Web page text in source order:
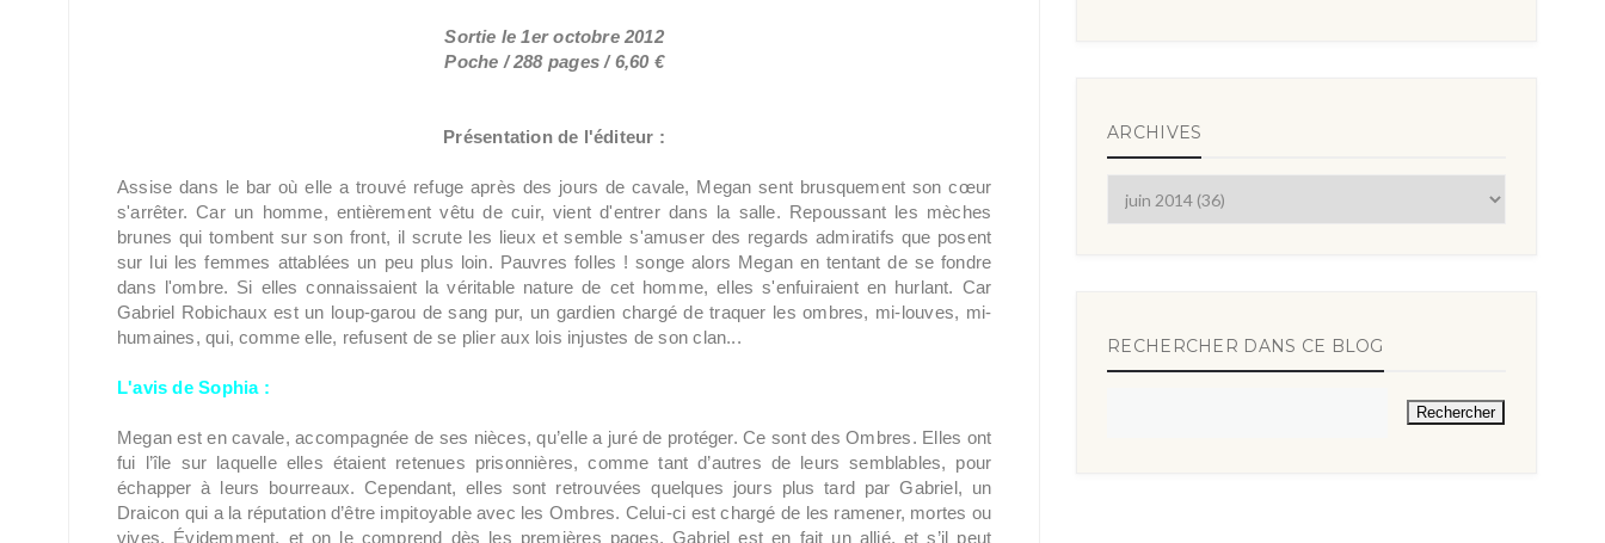
Sortie le 1er octobre 2012
Poche / 288 pages / 6,60 €
Présentation de l'éditeur :
Assise dans le bar où elle a trouvé refuge après des jours de cavale, Megan sent brusquement son cœur
s'arrêter. Car un homme, entièrement vêtu de cuir, vient d'entrer dans la salle. Repoussant les mèches
brunes qui tombent sur son front, il scrute les lieux et semble s'amuser des regards admiratifs que posent
sur lui les femmes attablées un peu plus loin. Pauvres folles ! songe alors Megan en tentant de se fondre
dans l'ombre. Si elles connaissaient la véritable nature de cet homme, elles s'enfuiraient en hurlant. Car
Gabriel Robichaux est un loup-garou de sang pur, un gardien chargé de traquer les ombres, mi-louves, mi-
humaines, qui, comme elle, refusent de se plier aux lois injustes de son clan...
L'avis de Sophia :
Megan est en cavale, accompagnée de ses nièces, qu’elle a juré de protéger. Ce sont des Ombres. Elles ont
fui l’île sur laquelle elles étaient retenues prisonnières, comme tant d’autres de leurs semblables, pour
échapper à leurs bourreaux. Cependant, elles sont retrouvées quelques jours plus tard par Gabriel, un
Draicon qui a la réputation d’être impitoyable avec les Ombres. Celui-ci est chargé de les ramener, mortes ou
vives. Évidemment, et on le comprend dès les premières pages, Gabriel est en fait un allié, et s’il peut
ARCHIVES
RECHERCHER DANS CE BLOG